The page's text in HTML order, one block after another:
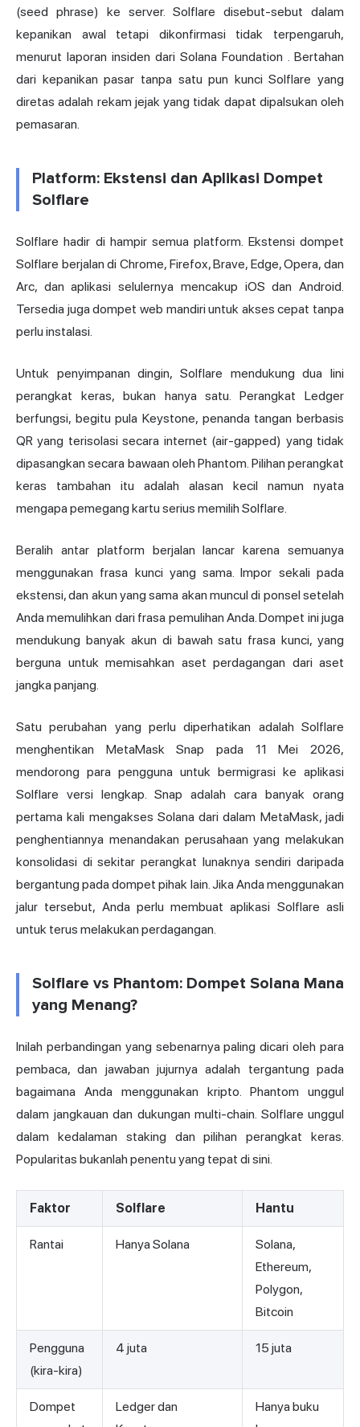
(seed phrase) ke server. Solflare disebut-sebut dalam
kepanikan awal tetapi dikonfirmasi tidak terpengaruh,
menurut laporan insiden dari Solana Foundation . Bertahan
dari kepanikan pasar tanpa satu pun kunci Solflare yang
diretas adalah rekam jejak yang tidak dapat dipalsukan oleh
pemasaran.
Platform: Ekstensi dan Aplikasi Dompet
Solflare
Solflare hadir di hampir semua platform. Ekstensi dompet
Solflare berjalan di Chrome, Firefox, Brave, Edge, Opera, dan
Arc, dan aplikasi selulernya mencakup iOS dan Android.
Tersedia juga dompet web mandiri untuk akses cepat tanpa
perlu instalasi.
Untuk penyimpanan dingin, Solflare mendukung dua lini
perangkat keras, bukan hanya satu. Perangkat Ledger
berfungsi, begitu pula Keystone, penanda tangan berbasis
QR yang terisolasi secara internet (air-gapped) yang tidak
dipasangkan secara bawaan oleh Phantom. Pilihan perangkat
keras tambahan itu adalah alasan kecil namun nyata
mengapa pemegang kartu serius memilih Solflare.
Beralih antar platform berjalan lancar karena semuanya
menggunakan frasa kunci yang sama. Impor sekali pada
ekstensi, dan akun yang sama akan muncul di ponsel setelah
Anda memulihkan dari frasa pemulihan Anda. Dompet ini juga
mendukung banyak akun di bawah satu frasa kunci, yang
berguna untuk memisahkan aset perdagangan dari aset
jangka panjang.
Satu perubahan yang perlu diperhatikan adalah Solflare
menghentikan MetaMask Snap pada 11 Mei 2026,
mendorong para pengguna untuk bermigrasi ke aplikasi
Solflare versi lengkap. Snap adalah cara banyak orang
pertama kali mengakses Solana dari dalam MetaMask, jadi
penghentiannya menandakan perusahaan yang melakukan
konsolidasi di sekitar perangkat lunaknya sendiri daripada
bergantung pada dompet pihak lain. Jika Anda menggunakan
jalur tersebut, Anda perlu membuat aplikasi Solflare asli
untuk terus melakukan perdagangan.
Solflare vs Phantom: Dompet Solana Mana
yang Menang?
Inilah perbandingan yang sebenarnya paling dicari oleh para
pembaca, dan jawaban jujurnya adalah tergantung pada
bagaimana Anda menggunakan kripto. Phantom unggul
dalam jangkauan dan dukungan multi-chain. Solflare unggul
dalam kedalaman staking dan pilihan perangkat keras.
Popularitas bukanlah penentu yang tepat di sini.
Faktor Solflare Hantu
Rantai Hanya Solana
Solana,
Ethereum,
Polygon,
Bitcoin
Pengguna
(kira-kira)
4 juta 15 juta
Dompet
Ledger dan
Hanya buku